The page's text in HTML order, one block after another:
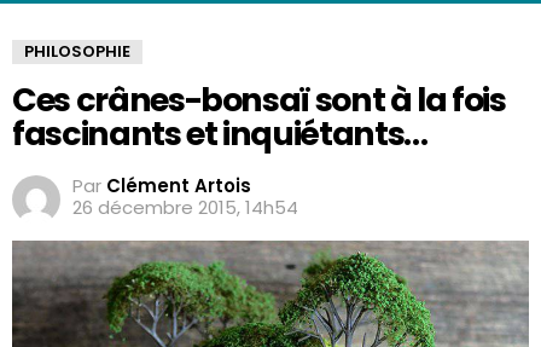
PHILOSOPHIE
Ces crânes-bonsaï sont à la fois
fascinants et inquiétants…
Par Clément Artois
26 décembre 2015, 14h54